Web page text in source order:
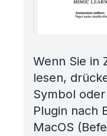
Wenn Sie in
lesen,
Symbol
Plugin nach
MacOS